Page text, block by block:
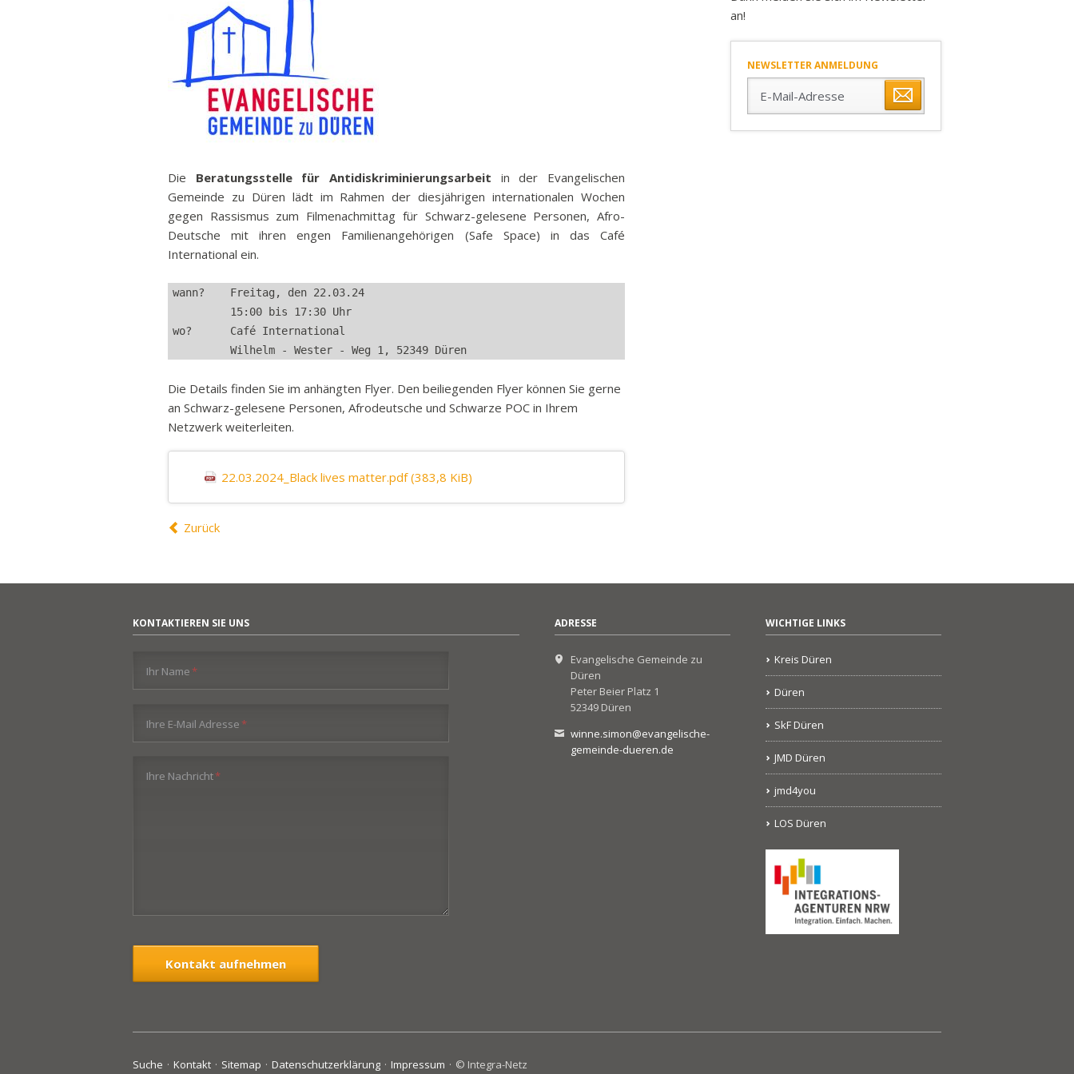
Verträge
Strafen
Freizeit
Die Beratungsstelle für Antidiskriminierungsarbeit in der Evangelischen
Gemeinde zu Düren lädt im Rahmen der diesjährigen internationalen Wochen
gegen Rassismus zum Filmenachmittag für Schwarz-gelesene Personen, Afro-
Deutsche mit ihren engen Familienangehörigen (Safe Space) in das Café
International ein.
wann?    Freitag, den 22.03.24
         15:00 bis 17:30 Uhr
wo?      Café International
         Wilhelm - Wester - Weg 1, 52349 Düren
Die Details finden Sie im anhängten Flyer. Den beiliegenden Flyer können Sie gerne
an Schwarz-gelesene Personen, Afrodeutsche und Schwarze POC in Ihrem
Netzwerk weiterleiten.
22.03.2024_Black lives matter.pdf(383,8 KiB)
Zurück
an!
NEWSLETTER ANMELDUNG
Mail-
Abonnieren
KONTAKTIEREN SIE UNS
Pflichtfeld
Ihr Name*
Pflichtfeld
Ihre E-Mail Adresse*
Pflichtfeld
Ihre Nachricht*
Kontakt aufnehmen
ADRESSE
Evangelische Gemeinde zu
Düren
Peter Beier Platz 1
52349 Düren
winne.simon@evangelische-
gemeinde-dueren.de
WICHTIGE LINKS
Kreis Düren
Düren
SkF Düren
JMD Düren
jmd4you
LOS Düren
Navigation
Suche Kontakt Sitemap Datenschutzerklärung Impressum © Integra-Netz